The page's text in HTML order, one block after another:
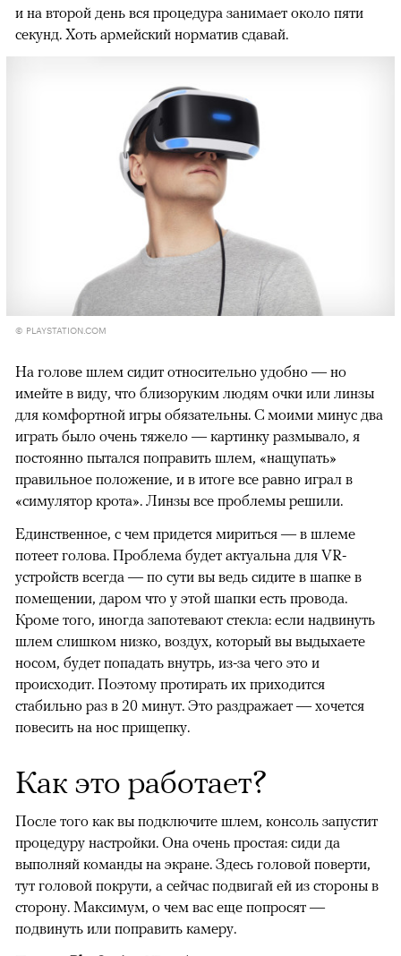
и на второй день вся процедура занимает около пяти
секунд. Хоть армейский норматив сдавай.
© PLAYSTATION.COM
На голове шлем сидит относительно удобно — но
имейте в виду, что близоруким людям очки или линзы
для комфортной игры обязательны. С моими минус два
играть было очень тяжело — картинку размывало, я
постоянно пытался поправить шлем, «нащупать»
правильное положение, и в итоге все равно играл в
«симулятор крота». Линзы все проблемы решили.
Единственное, с чем придется мириться — в шлеме
потеет голова. Проблема будет актуальна для VR-
устройств всегда — по сути вы ведь сидите в шапке в
помещении, даром что у этой шапки есть провода.
Кроме того, иногда запотевают стекла: если надвинуть
шлем слишком низко, воздух, который вы выдыхаете
носом, будет попадать внутрь, из-за чего это и
происходит. Поэтому протирать их приходится
стабильно раз в 20 минут. Это раздражает — хочется
повесить на нос прищепку.
Как это работает?
После того как вы подключите шлем, консоль запустит
процедуру настройки. Она очень простая: сиди да
выполняй команды на экране. Здесь головой поверти,
тут головой покрути, а сейчас подвигай ей из стороны в
сторону. Максимум, о чем вас еще попросят —
подвинуть или поправить камеру.